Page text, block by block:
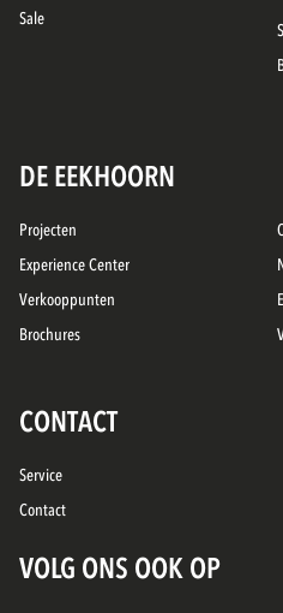
Sale
DE EEKHOORN
Projecten
Experience Center
Verkooppunten
Brochures
CONTACT
Service
Contact
VOLG ONS OOK OP